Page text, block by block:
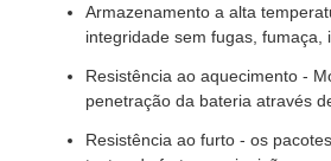
Armazenamento a alta
integridade sem fugas, fumaça,
Resistência ao aquecimento -
penetração da bateria através
Resistência ao furto - os